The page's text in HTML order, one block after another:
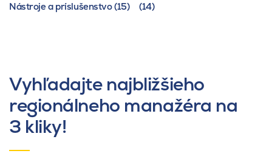
Nástroje a príslušenstvo (15) (14)
Vyhľadajte najbližšieho
regionálneho manažéra na
3 kliky!